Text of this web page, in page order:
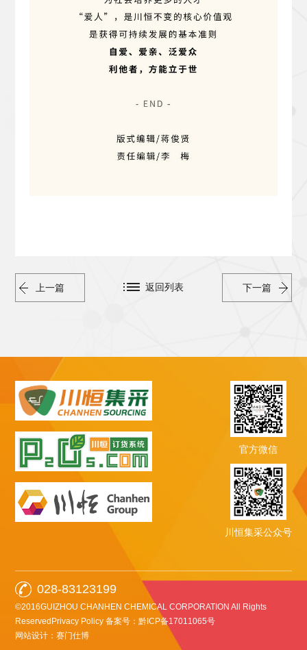
上一篇 下一篇
返回列表
官方微信
川恒集采公众号
028-83123199
©2016GUIZHOU CHANHEN CHEMICAL CORPORATION All Rights
ReservedPrivacy Policy备案号：黔ICP备17011065号
网站设计：赛门仕博